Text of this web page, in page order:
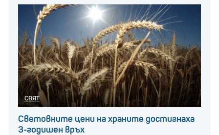
СВЯТ
Световните цени на храните достигнаха
3-годишен връх